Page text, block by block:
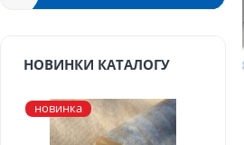
труба 9х0,2 12Х18Н10Т
НОВИНКИ КАТАЛОГУ
новинка